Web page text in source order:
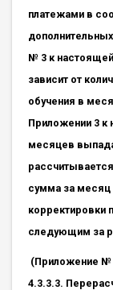
платежами в
№ 3 к
зависит от
обучения в
Приложении 3 к
месяцев
сумма за месяц
корректировки
следующим за
(Приложение №
4.3.3.3.